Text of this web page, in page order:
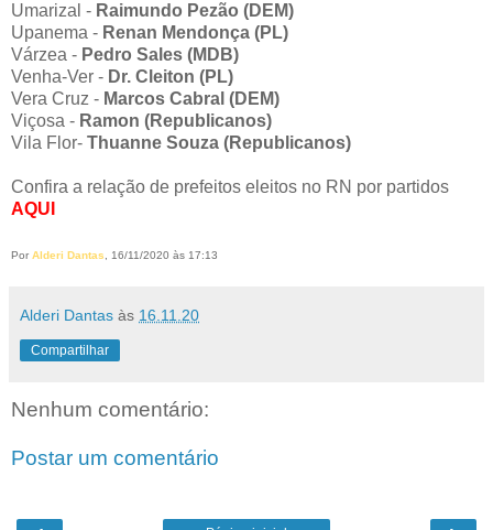
Umarizal - Raimundo Pezão (DEM)
Upanema - Renan Mendonça (PL)
Várzea - Pedro Sales (MDB)
Venha-Ver - Dr. Cleiton (PL)
Vera Cruz - Marcos Cabral (DEM)
Viçosa - Ramon (Republicanos)
Vila Flor- Thuanne Souza (Republicanos)
Confira a relação de prefeitos eleitos no RN por partidos
AQUI
Por Alderi Dantas, 16/11/2020 às 17:13
Alderi Dantas às 16.11.20
Compartilhar
Nenhum comentário:
Postar um comentário